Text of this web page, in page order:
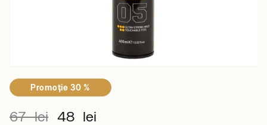
Promoţie 30 %
67 lei 48 lei